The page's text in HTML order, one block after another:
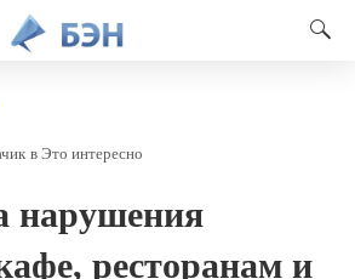
в Это интересно
нарушения
ресторанам и